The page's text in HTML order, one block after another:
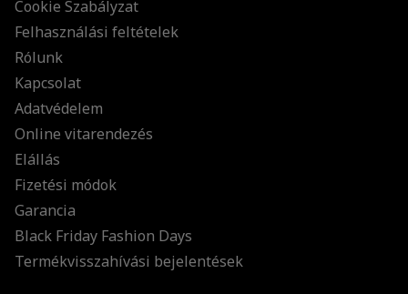
Cookie Szabályzat
Felhasználási feltételek
Rólunk
Kapcsolat
Adatvédelem
Online vitarendezés
Elállás
Fizetési módok
Garancia
Black Friday Fashion Days
Termékvisszahívási bejelentések